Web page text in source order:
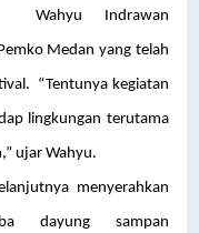
Indrawan
Medan yang telah
“Tentunya kegiatan
lingkungan terutama
ujar Wahyu.
menyerahkan
dayung sampan